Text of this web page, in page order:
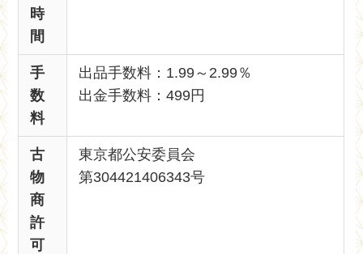
時
間
手
数
料
出品手数料：1.99～2.99％
出金手数料：499円
古
物
商
許
可
東京都公安委員会
第304421406343号